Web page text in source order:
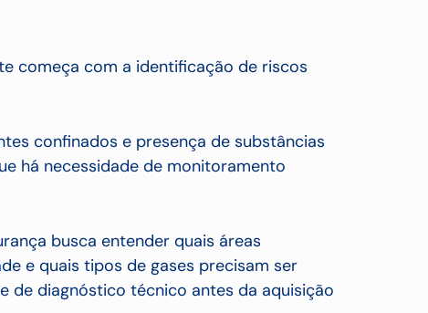
começa com a identificação de riscos
confinados e presença de substâncias
há necessidade de monitoramento
busca entender quais áreas
e quais tipos de gases precisam ser
de diagnóstico técnico antes da aquisição